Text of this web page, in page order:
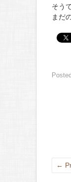
そう
まだ
←